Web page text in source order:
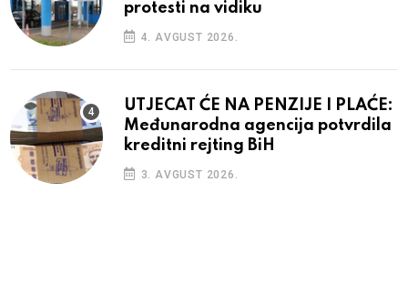
protesti na vidiku
4. AVGUST 2026.
UTJECAT ĆE NA PENZIJE I PLAĆE:
Međunarodna agencija potvrdila
kreditni rejting BiH
3. AVGUST 2026.